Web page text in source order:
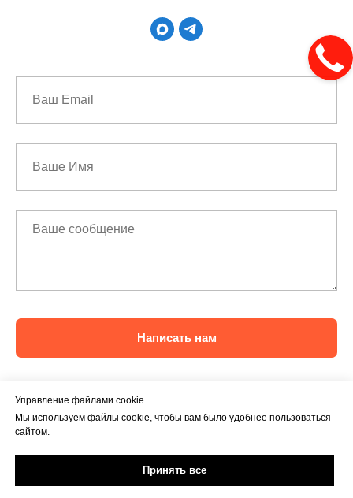
Написать нам
Управление файлами cookie
Мы используем файлы cookie, чтобы вам было удобнее пользоваться
сайтом.
Принять все